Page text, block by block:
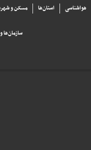
مسکن و استان‌ها
هواشناسی